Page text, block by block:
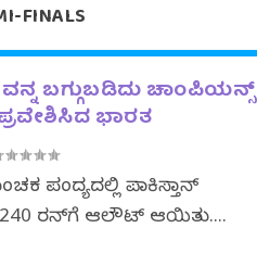
FINALS
ಬಗ್ಗುಬಡಿದು ಚಾಂಪಿಯನ್ಸ್
ಭಾರತ
ಪಂದ್ಯದಲ್ಲಿ ಪಾಕಿಸ್ತಾನ್
240 ರನ್‌ಗೆ ಆಲೌಟ್ ಆಯಿತು....